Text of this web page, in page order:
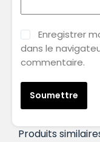
Enregistrer
dans le
commentaire.
Soumettre
Produits